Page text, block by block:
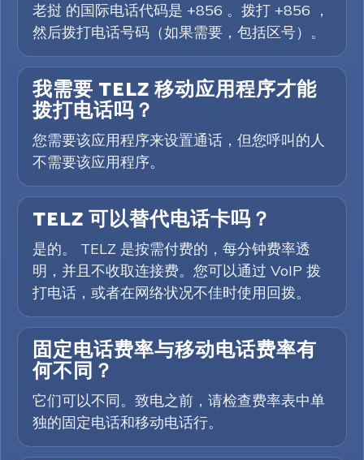
老挝 的国际电话代码是 +856 。拨打 +856 ，
然后拨打电话号码（如果需要，包括区号）。
我需要 TELZ 移动应用程序才能
拨打电话吗？
您需要该应用程序来设置通话，但您呼叫的人
不需要该应用程序。
TELZ 可以替代电话卡吗？
是的。 TELZ 是按需付费的，每分钟费率透
明，并且不收取连接费。您可以通过 VoIP 拨
打电话，或者在网络状况不佳时使用回拨。
固定电话费率与移动电话费率有
何不同？
它们可以不同。致电之前，请检查费率表中单
独的固定电话和移动电话行。